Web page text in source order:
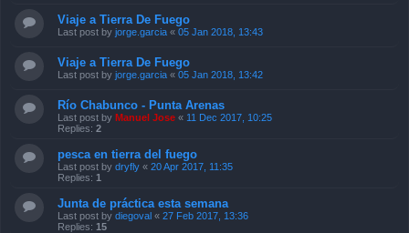
Viaje a Tierra De Fuego
Last post by jorge.garcia « 05 Jan 2018, 13:43
Viaje a Tierra De Fuego
Last post by jorge.garcia « 05 Jan 2018, 13:42
Río Chabunco - Punta Arenas
Last post by Manuel Jose « 11 Dec 2017, 10:25
Replies: 2
pesca en tierra del fuego
Last post by dryfly « 20 Apr 2017, 11:35
Replies: 1
Junta de práctica esta semana
Last post by diegoval « 27 Feb 2017, 13:36
Replies: 15